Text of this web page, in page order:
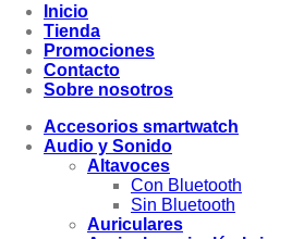
Inicio
Tienda
Promociones
Contacto
Sobre nosotros
Accesorios smartwatch
Audio y Sonido
Altavoces
Con Bluetooth
Sin Bluetooth
Auriculares